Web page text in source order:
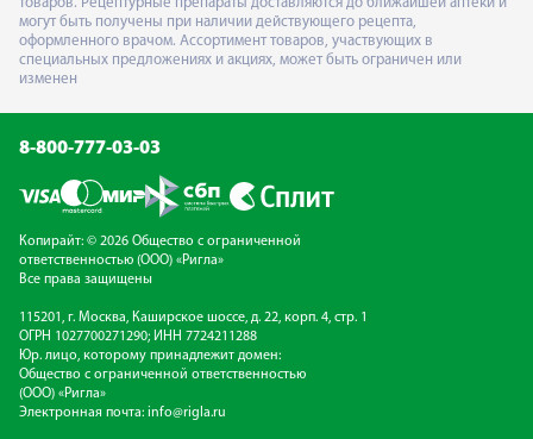
могут быть получены при наличии действующего рецепта,
оформленного врачом. Ассортимент товаров, участвующих в
специальных предложениях и акциях, может быть ограничен или
изменен
8-800-777-03-03
Копирайт: © 2026 Общество с ограниченной
ответственностью (ООО) «Ригла»
Все права защищены
115201, г. Москва, Каширское шоссе, д. 22, корп. 4, стр. 1
ОГРН 1027700271290; ИНН 7724211288
Юр. лицо, которому принадлежит домен:
Общество с ограниченной ответственностью
(ООО) «Ригла»
Электронная почта: info@rigla.ru